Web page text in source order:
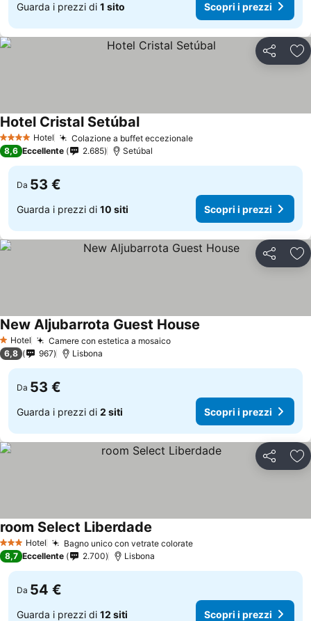
Guarda i prezzi di 1 sito Scopri i prezzi
Condividi
4 Stelle Hotel Colazione a buffet eccezionale
Hotel Cristal Setúbal
8,6 Eccellente 2.685 Setúbal
Da 53 €
Guarda i prezzi di 10 siti Scopri i prezzi
Condividi
1 Stelle
Hotel Camere con estetica a mosaico
New Aljubarrota Guest House
6,8 967 Lisbona
Da 53 €
Guarda i prezzi di 2 siti Scopri i prezzi
Condividi
3 StelleHotel Bagno unico con vetrate colorate
room Select Liberdade
8,7 Eccellente 2.700 Lisbona
Da 54 €
Guarda i prezzi di 12 siti Scopri i prezzi